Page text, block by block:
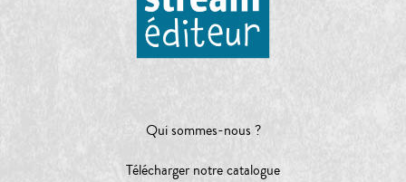
Qui sommes-nous ?
Télécharger notre catalogue